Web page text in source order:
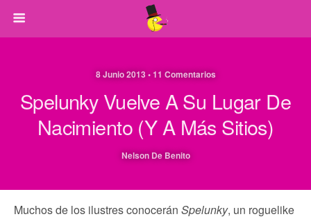
8 Junio 2013 • 11 Comentarios
Spelunky Vuelve A Su Lugar De
Nacimiento (y A Más Sitios)
Nelson De Benito
Muchos de los ilustres conocerán Spelunky, un roguelike